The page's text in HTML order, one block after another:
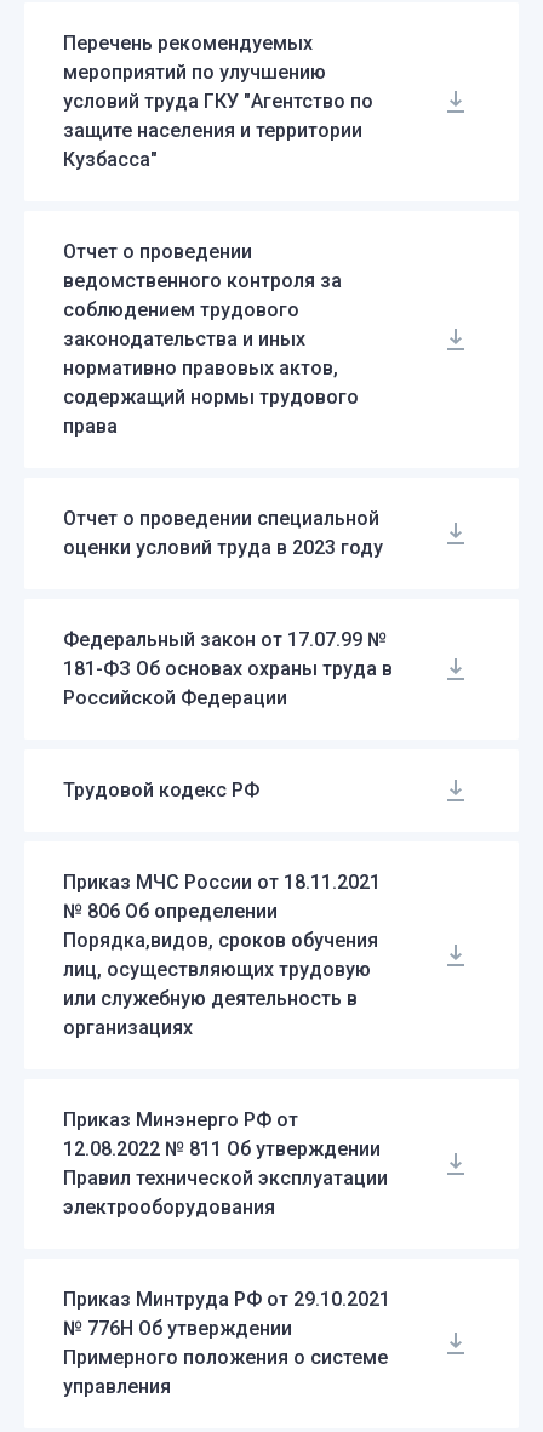
Перечень рекомендуемых
мероприятий по улучшению
условий труда ГКУ "Агентство по
защите населения и территории
Кузбасса"
Отчет о проведении
ведомственного контроля за
соблюдением трудового
законодательства и иных
нормативно правовых актов,
содержащий нормы трудового
права
Отчет о проведении специальной
оценки условий труда в 2023 году
Федеральный закон от 17.07.99 №
181-ФЗ Об основах охраны труда в
Российской Федерации
Трудовой кодекс РФ
Приказ МЧС России от 18.11.2021
№ 806 Об определении
Порядка,видов, сроков обучения
лиц, осуществляющих трудовую
или служебную деятельность в
организациях
Приказ Минэнерго РФ от
12.08.2022 № 811 Об утверждении
Правил технической эксплуатации
электрооборудования
Приказ Минтруда РФ от 29.10.2021
№ 776Н Об утверждении
Примерного положения о системе
управления
Чтобы написать обращение, пройдите
идентификацию, заполнив поля,
указанные ниже